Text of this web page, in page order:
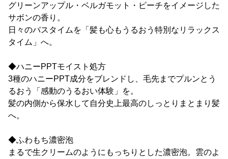
グリーンアップル・ベルガモット・ピーチをイメージした
サボンの香り。
日々のバスタイムを「髪も心もうるおう特別なリラックス
タイム」へ。
◆ハニーPPTモイスト処方
3種のハニーPPT成分をブレンドし、毛先までプルンとう
るおう「感動のうるおい体験」を。
髪の内側から保水して自分史上最高のしっとりまとまり髪
へ。
◆ふわもち濃密泡
まるで生クリームのようにもっちりとした濃密泡。雲のよ